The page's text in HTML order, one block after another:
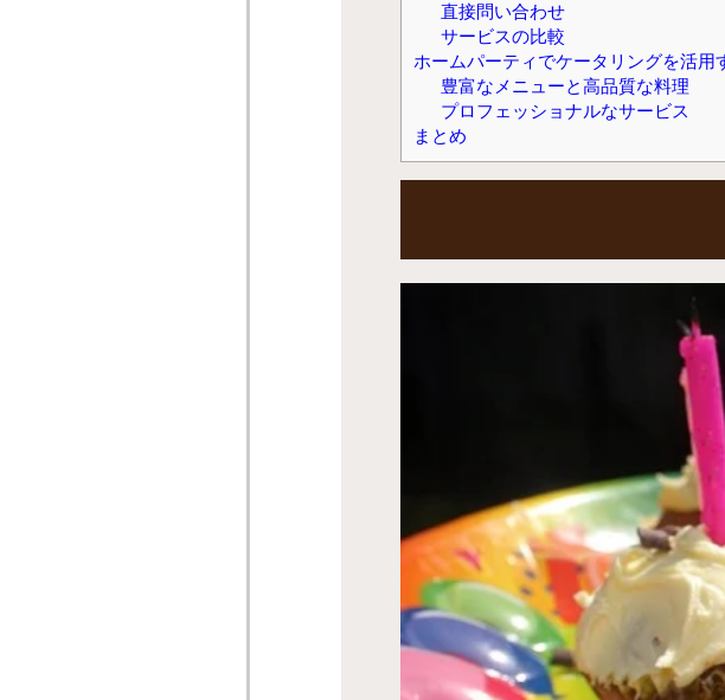
直接問い合わせ
サービスの比較
ホームパーティでケータリングを活用
豊富なメニューと高品質な料理
プロフェッショナルなサービス
まとめ